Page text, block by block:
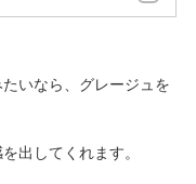
いなら、グレージュを
出してくれます。